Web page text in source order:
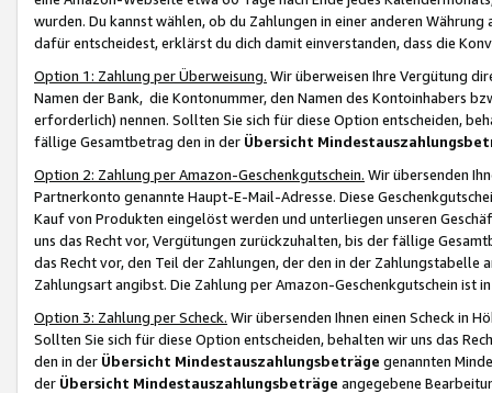
wurden. Du kannst wählen, ob du Zahlungen in einer anderen
dafür entscheidest, erklärst du dich damit einverstanden, dass die
Option 1: Zahlung per Überweisung. Wir überweisen Ihre Vergütung
Namen der Bank, die Kontonummer, den Namen des Kontoinhabers
erforderlich) nennen. Sollten Sie sich für diese Option entscheiden,
fällige Gesamtbetrag den in der Übersicht
Option 2: Zahlung per Amazon-Geschenkgutschein. Wir übersenden
Partnerkonto genannte Haupt-E-Mail-Adresse. Diese
Kauf von Produkten eingelöst werden und unterliegen unseren
uns das Recht vor, Vergütungen zurückzuhalten, bis der fällige
das Recht vor, den Teil der Zahlungen, der den in der
Zahlungsart angibst. Die Zahlung per Amazon-Geschenkgutschein ist
Option 3: Zahlung per Scheck. Wir übersenden Ihnen einen Scheck in
Sollten Sie sich für diese Option entscheiden, behalten wir uns das
den in der Übersicht Mindestauszahlungsbeträge genannten
der Übersicht Mindestauszahlungsbeträge angegebene